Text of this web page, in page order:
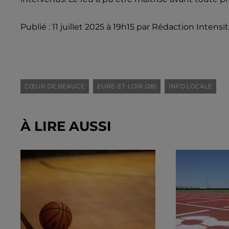
Publié : 11 juillet 2025 à 19h15 par Rédaction
CŒUR DE BEAUCE EURE-ET-LOIR (28) INFO LOCALE
À LIRE AUSSI